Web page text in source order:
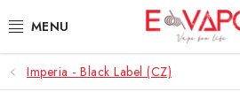
na
3D TISK
Imperia - Black Label (CZ)